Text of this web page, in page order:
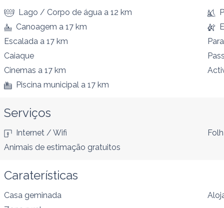
Lago / Corpo de água a 12 km
Canoagem a 17 km
Escalada a 17 km
Caiaque
Cinemas a 17 km
Piscina municipal a 17 km
Serviços
Internet / Wifi
Animais de estimação gratuitos
Caraterísticas
Casa geminada